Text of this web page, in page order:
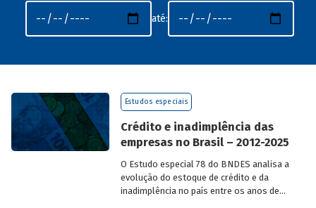
até:
Estudos especiais
Crédito e inadimplência das
empresas no Brasil – 2012-2025
O Estudo especial 78 do BNDES analisa a
evolução do estoque de crédito e da
inadimplência no país entre os anos de